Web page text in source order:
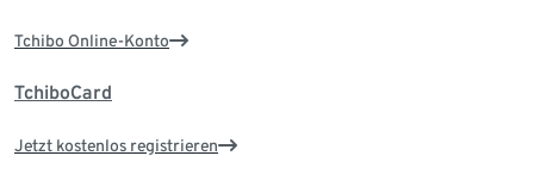
Tchibo Online-Konto
TchiboCard
Jetzt kostenlos registrieren